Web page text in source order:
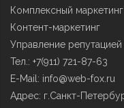
Комплексный маркетинг
Контент-маркетинг
Управление репутацией
Тел.: +7(911) 721-87-63
E-Mail: info@web-fox.ru
Адрес: г.Санкт-